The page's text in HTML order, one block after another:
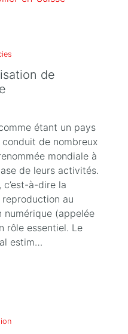
de
étant un pays
conduit de nombreux
mondiale à
de leurs activités.
à-dire la
au
numérique (appelée
rôle essentiel. Le
estim…